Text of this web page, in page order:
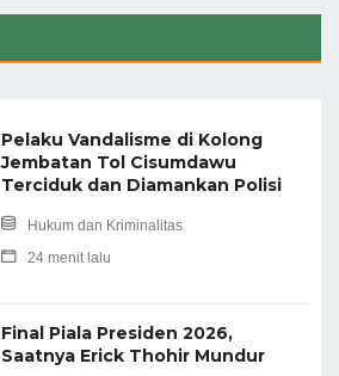
Pelaku Vandalisme di Kolong
Jembatan Tol Cisumdawu
Terciduk dan Diamankan Polisi
Hukum dan Kriminalitas
24 menit lalu
Final Piala Presiden 2026,
Saatnya Erick Thohir Mundur